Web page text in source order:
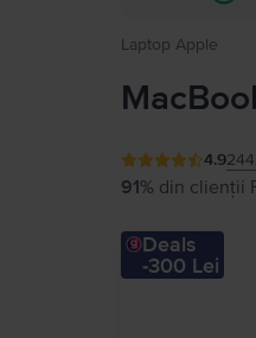
Laptop Apple
4.9
91% din clienții
Deals
-300 Lei